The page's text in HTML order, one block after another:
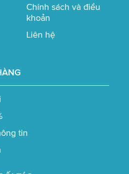
Chính sách và điều
khoản
Liên hệ
tin